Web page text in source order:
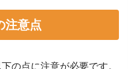
注意点
の点に注意が必要です。